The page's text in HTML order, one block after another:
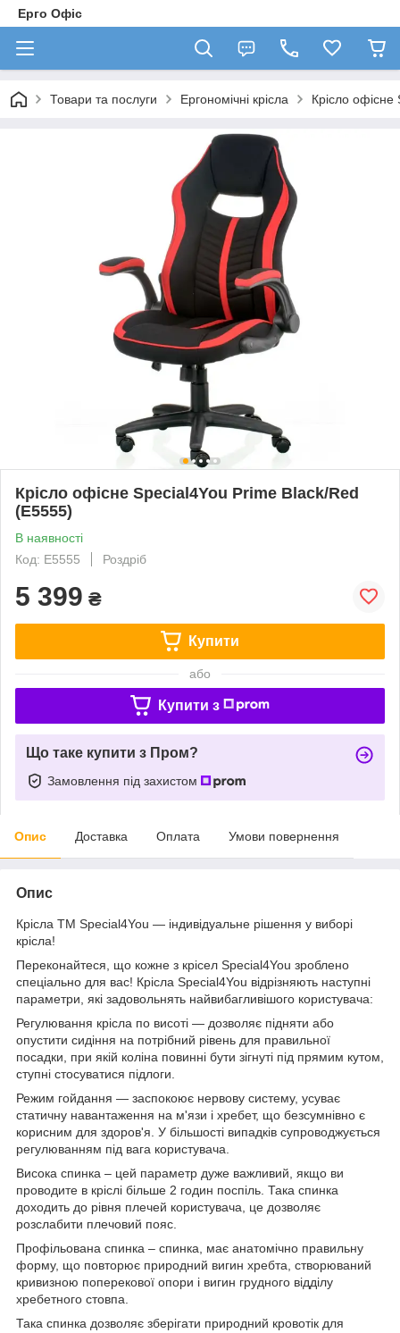
Ерго Офіс
Товари та послуги Ергономічні крісла Крісло
Крісло офісне Special4You Prime Black/Red
(E5555)
В наявності
Код: E5555
Роздріб
5 399 ₴
Купити
або
Купити з
Що таке купити з Пром?
Замовлення під захистом
Опис Доставка Оплата Умови повернення
Опис
Крісла ТМ Special4You — індивідуальне рішення у виборі
крісла!
Переконайтеся, що кожне з крісел Special4You зроблено
спеціально для вас! Крісла Special4You відрізняють наступні
параметри, які задовольнять найвибагливішого користувача:
Регулювання крісла по висоті — дозволяє підняти або
опустити сидіння на потрібний рівень для правильної
посадки, при якій коліна повинні бути зігнуті під прямим кутом,
ступні стосуватися підлоги.
Режим гойдання — заспокоює нервову систему, усуває
статичну навантаження на м'язи і хребет, що безсумнівно є
корисним для здоров'я. У більшості випадків супроводжується
регулюванням під вага користувача.
Висока спинка – цей параметр дуже важливий, якщо ви
проводите в кріслі більше 2 годин поспіль. Така спинка
доходить до рівня плечей користувача, це дозволяє
розслабити плечовий пояс.
Профільована спинка – спинка, має анатомічно правильну
форму, що повторює природний вигин хребта, створюваний
кривизною поперекової опори і вигин грудного відділу
хребетного стовпа.
Така спинка дозволяє зберігати природний кровотік для